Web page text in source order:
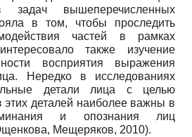
вышеперечисленных
в том, чтобы проследить
частей в рамках
также изучение
восприятия выражения
Нередко в исследованиях
детали лица с целью
этих деталей наиболее важны в
и опознания лиц
Мещеряков, 2010).